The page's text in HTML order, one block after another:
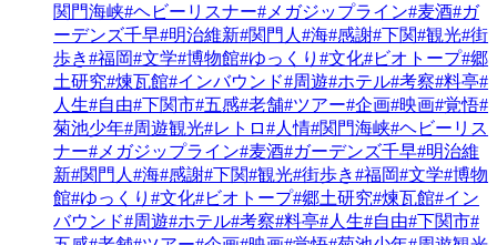
関門海峡#ヘビーリスナー#メガジップライン#麦酒#ガ
ーデンズ千早#明治維新#関門人 #海#感謝#下関#観光#街
歩き#福岡#文学#博物館#ゆっくり #文化#ビオトープ#郷
土研究#煉瓦館#インバウンド#周遊#ホテル#考察#料亭#
人生#自由#下関市#五感#老舗#ツアー#企画#映画#覚悟#
菊池少年#周遊観光#レトロ#人情#関門海峡#ヘビーリス
ナー#メガジップライン#麦酒#ガーデンズ千早#明治維
新#関門人 #海#感謝#下関#観光#街歩き#福岡#文学#博物
館#ゆっくり #文化#ビオトープ#郷土研究#煉瓦館#イン
バウンド#周遊#ホテル#考察#料亭#人生#自由#下関市#